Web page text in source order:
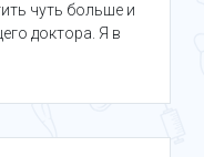
чуть больше и
доктора. Я в